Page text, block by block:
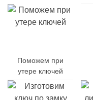
Поможем при
утере ключей